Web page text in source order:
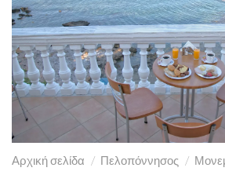
Αρχική σελίδα / Πελοπόννησος /